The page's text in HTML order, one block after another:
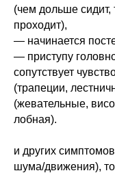
(чем дольше сидит,
проходит),
— начинается
— приступу
сопутствует
(трапеции,
(жевательные,
лобная).
и других
шума/движения),